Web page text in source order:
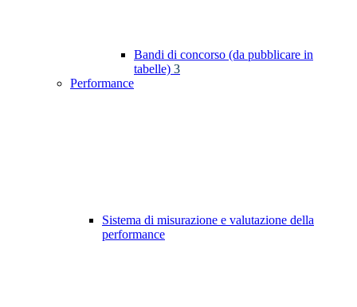
Bandi di concorso (da pubblicare in
tabelle) 3
Performance
Sistema di misurazione e valutazione della
performance